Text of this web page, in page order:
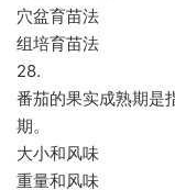
穴盆育苗法
组培育苗法
28.
番茄的果实成熟期是
期。
大小和风味
重量和风味